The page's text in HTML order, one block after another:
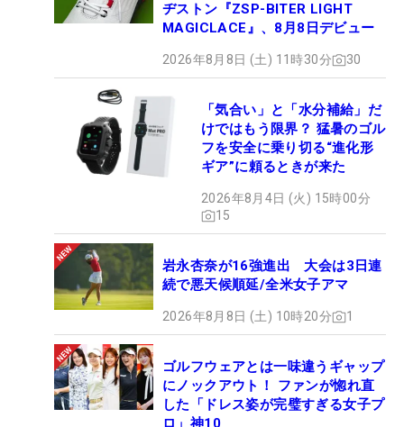
ヂストン『ZSP-BITER LIGHT
MAGICLACE』、8月8日デビュー
2026年8月8日 (土) 11時30分 30
「気合い」と「水分補給」だ
けではもう限界？ 猛暑のゴル
フを安全に乗り切る“進化形
ギア”に頼るときが来た
2026年8月4日 (火) 15時00分
15
岩永杏奈が16強進出 大会は3日連
続で悪天候順延/全米女子アマ
2026年8月8日 (土) 10時20分 1
ゴルフウェアとは一味違うギャップ
にノックアウト！ ファンが惚れ直
した「ドレス姿が完璧すぎる女子プ
ロ」神10